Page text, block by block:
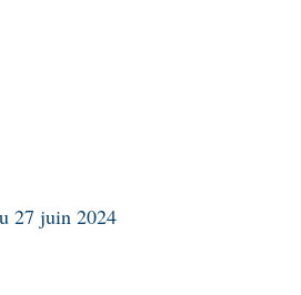
27 juin 2024